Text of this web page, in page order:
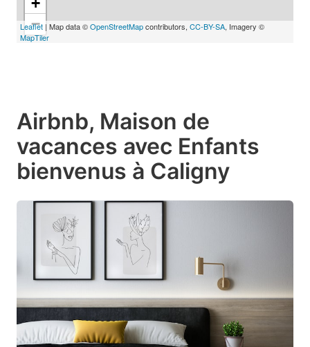
−
Leaflet | Map data ©OpenStreetMapcontributors, CC-BY-SA, Imagery ©
MapTiler
Airbnb, Maison de
vacances avec Enfants
bienvenus à Caligny